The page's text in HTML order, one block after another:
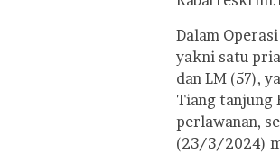
Dalam
yakni satu
dan LM (57),
Tiang tanjung
perlawanan,
(23/3/2024)